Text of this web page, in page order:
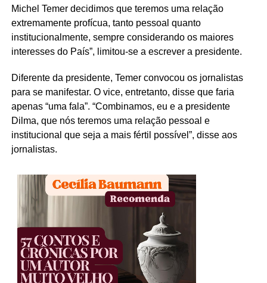
Michel Temer decidimos que teremos uma relação
extremamente profícua, tanto pessoal quanto
institucionalmente, sempre considerando os maiores
interesses do País”, limitou-se a escrever a presidente.
Diferente da presidente, Temer convocou os jornalistas
para se manifestar. O vice, entretanto, disse que faria
apenas “uma fala”. “Combinamos, eu e a presidente
Dilma, que nós teremos uma relação pessoal e
institucional que seja a mais fértil possível”, disse aos
jornalistas.